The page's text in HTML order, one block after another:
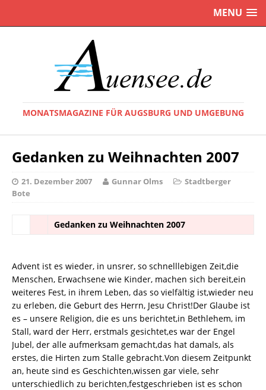
MENU
MONATSMAGAZINE FÜR AUGSBURG UND UMGEBUNG
Gedanken zu Weihnachten 2007
21. Dezember 2007 Gunnar Olms
Stadtberger
Bote
Gedanken zu Weihnachten 2007
Advent ist es wieder, in unsrer, so schnelllebigen Zeit,die
Menschen, Erwachsene wie Kinder, machen sich bereit,ein
weiteres Fest, in ihrem Leben, das so vielfältig ist,wieder neu
zu erleben, die Geburt des Herrn, Jesu Christ!Der Glaube ist
es – unsere Religion, die es uns berichtet,in Bethlehem, im
Stall, ward der Herr, erstmals gesichtet,es war der Engel
Jubel, der alle aufmerksam gemacht,das hat damals, als
erstes, die Hirten zum Stalle gebracht.Von diesem Zeitpunkt
an, heute sind es Geschichten,wissen gar viele, sehr
unterschiedlich zu berichten,festgeschrieben ist es schon